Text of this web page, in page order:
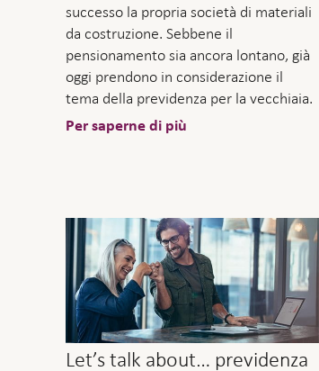
successo la propria società di materiali
da costruzione. Sebbene il
pensionamento sia ancora lontano, già
oggi prendono in considerazione il
tema della previdenza per la vecchiaia.
Per saperne di più
Let’s talk about… previdenza